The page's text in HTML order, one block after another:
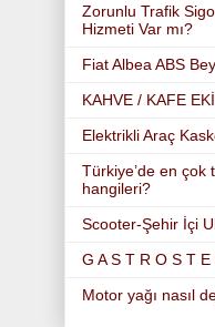
Zorunlu Trafik
Hizmeti Var mı?
Fiat Albea ABS
KAHVE / KAFE
Elektrikli Araç
Türkiye’de en çok
hangileri?
Scooter-Şehir İçi
G A S T R O S T E
Motor yağı nasıl